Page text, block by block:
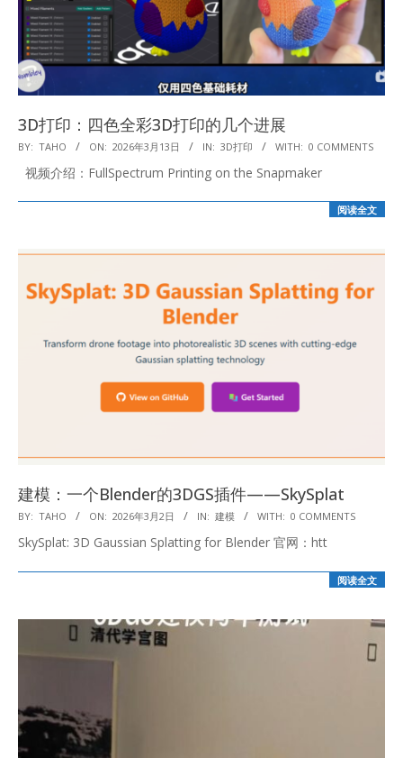
3D打印：四色全彩3D打印的几个进展
2026-
03-
BY: TAHO ON: 2026年3月13日 IN: 3D打印 WITH: 0 COMMENTS
视频介绍：FullSpectrum Printing on the Snapmaker
阅读全文
建模：一个Blender的3DGS插件——SkySplat
2026-
03-
BY: TAHO ON: 2026年3月2日 IN: 建模 WITH: 0 COMMENTS
SkySplat: 3D Gaussian Splatting for Blender 官网：htt
阅读全文